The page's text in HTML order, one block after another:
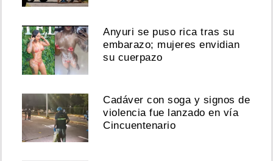
Anyuri se puso rica tras su
embarazo; mujeres envidian
su cuerpazo
Cadáver con soga y signos de
violencia fue lanzado en vía
Cincuentenario